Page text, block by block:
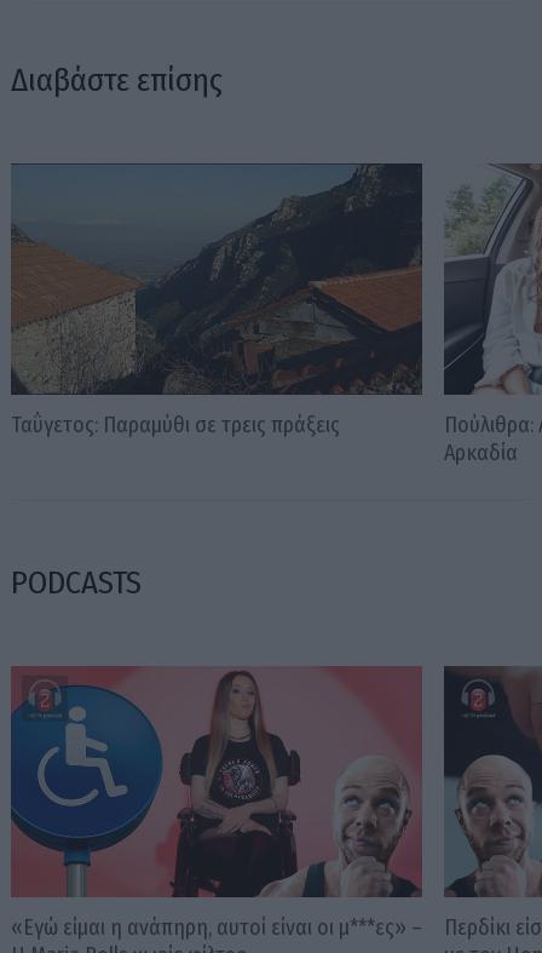
Διαβάστε επίσης
Ταΰγετος: Παραμύθι σε τρεις πράξεις
Πούλιθρα:
Αρκαδία
PODCASTS
«Εγώ είμαι η ανάπηρη, αυτοί είναι οι μ***ες» –
Περδίκι